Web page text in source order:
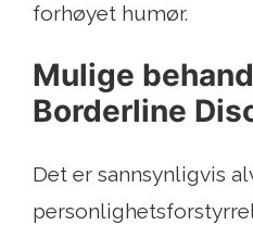
forhøyet humør.
Mulige
Borderline
Det er sannsynligvis